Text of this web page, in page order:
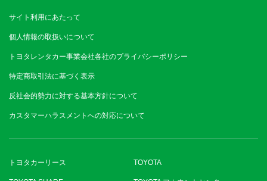
サイト利用にあたって
個人情報の取扱いについて
トヨタレンタカー事業会社各社のプライバシーポリシー
特定商取引法に基づく表示
反社会的勢力に対する基本方針について
カスタマーハラスメントへの対応について
トヨタカーリース TOYOTA